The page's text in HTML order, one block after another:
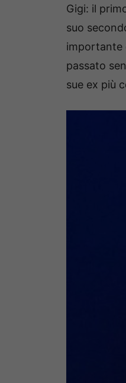
Gigi: il
suo
importante
passato
sue ex più